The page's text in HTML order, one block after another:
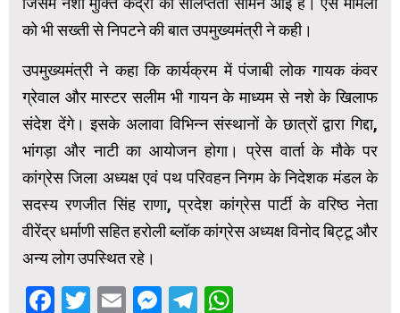
को भी सख्ती से निपटने की बात उपमुख्यमंत्री ने कही।
उपमुख्यमंत्री ने कहा कि कार्यक्रम में पंजाबी लोक गायक कंवर
ग्रेवाल और मास्टर सलीम भी गायन के माध्यम से नशे के खिलाफ
संदेश देंगे। इसके अलावा विभिन्न संस्थानों के छात्रों द्वारा गिद्दा,
भांगड़ा और नाटी का आयोजन होगा। प्रेस वार्ता के मौके पर
कांग्रेस जिला अध्यक्ष एवं पथ परिवहन निगम के निदेशक मंडल के
सदस्य रणजीत सिंह राणा, प्रदेश कांग्रेस पार्टी के वरिष्ठ नेता
वीरेंद्र धर्माणी सहित हरोली ब्लॉक कांग्रेस अध्यक्ष विनोद बिट्टू और
अन्य लोग उपस्थित रहे।
Facebook
Twitter
EmailMessenger
Telegram